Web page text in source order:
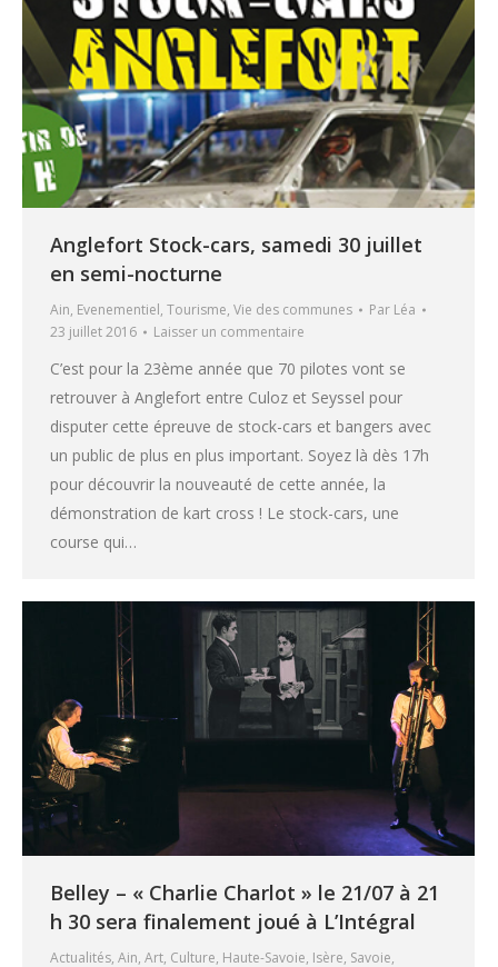
Anglefort Stock-cars, samedi 30 juillet
en semi-nocturne
Ain, Evenementiel, Tourisme, Vie des communes Par Léa
23 juillet 2016
Laisser un commentaire
C’est pour la 23ème année que 70 pilotes vont se
retrouver à Anglefort entre Culoz et Seyssel pour
disputer cette épreuve de stock-cars et bangers avec
un public de plus en plus important. Soyez là dès 17h
pour découvrir la nouveauté de cette année, la
démonstration de kart cross ! Le stock-cars, une
course qui…
Belley – « Charlie Charlot » le 21/07 à 21
h 30 sera finalement joué à L’Intégral
Actualités, Ain, Art, Culture, Haute-Savoie, Isère, Savoie,